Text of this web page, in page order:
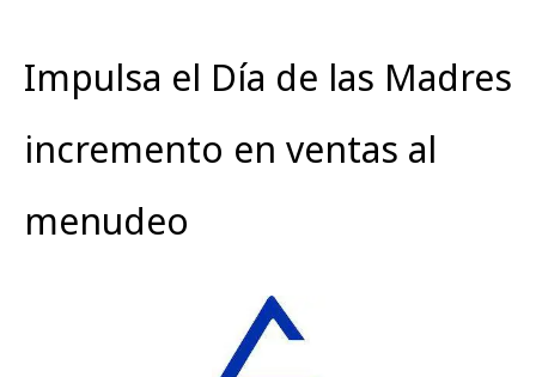
Impulsa el Día de las Madres
incremento en ventas al
menudeo